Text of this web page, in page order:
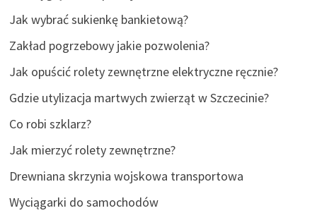
Jak wybrać sukienkę bankietową?
Zakład pogrzebowy jakie pozwolenia?
Jak opuścić rolety zewnętrzne elektryczne ręcznie?
Gdzie utylizacja martwych zwierząt w Szczecinie?
Co robi szklarz?
Jak mierzyć rolety zewnętrzne?
Drewniana skrzynia wojskowa transportowa
Wyciągarki do samochodów